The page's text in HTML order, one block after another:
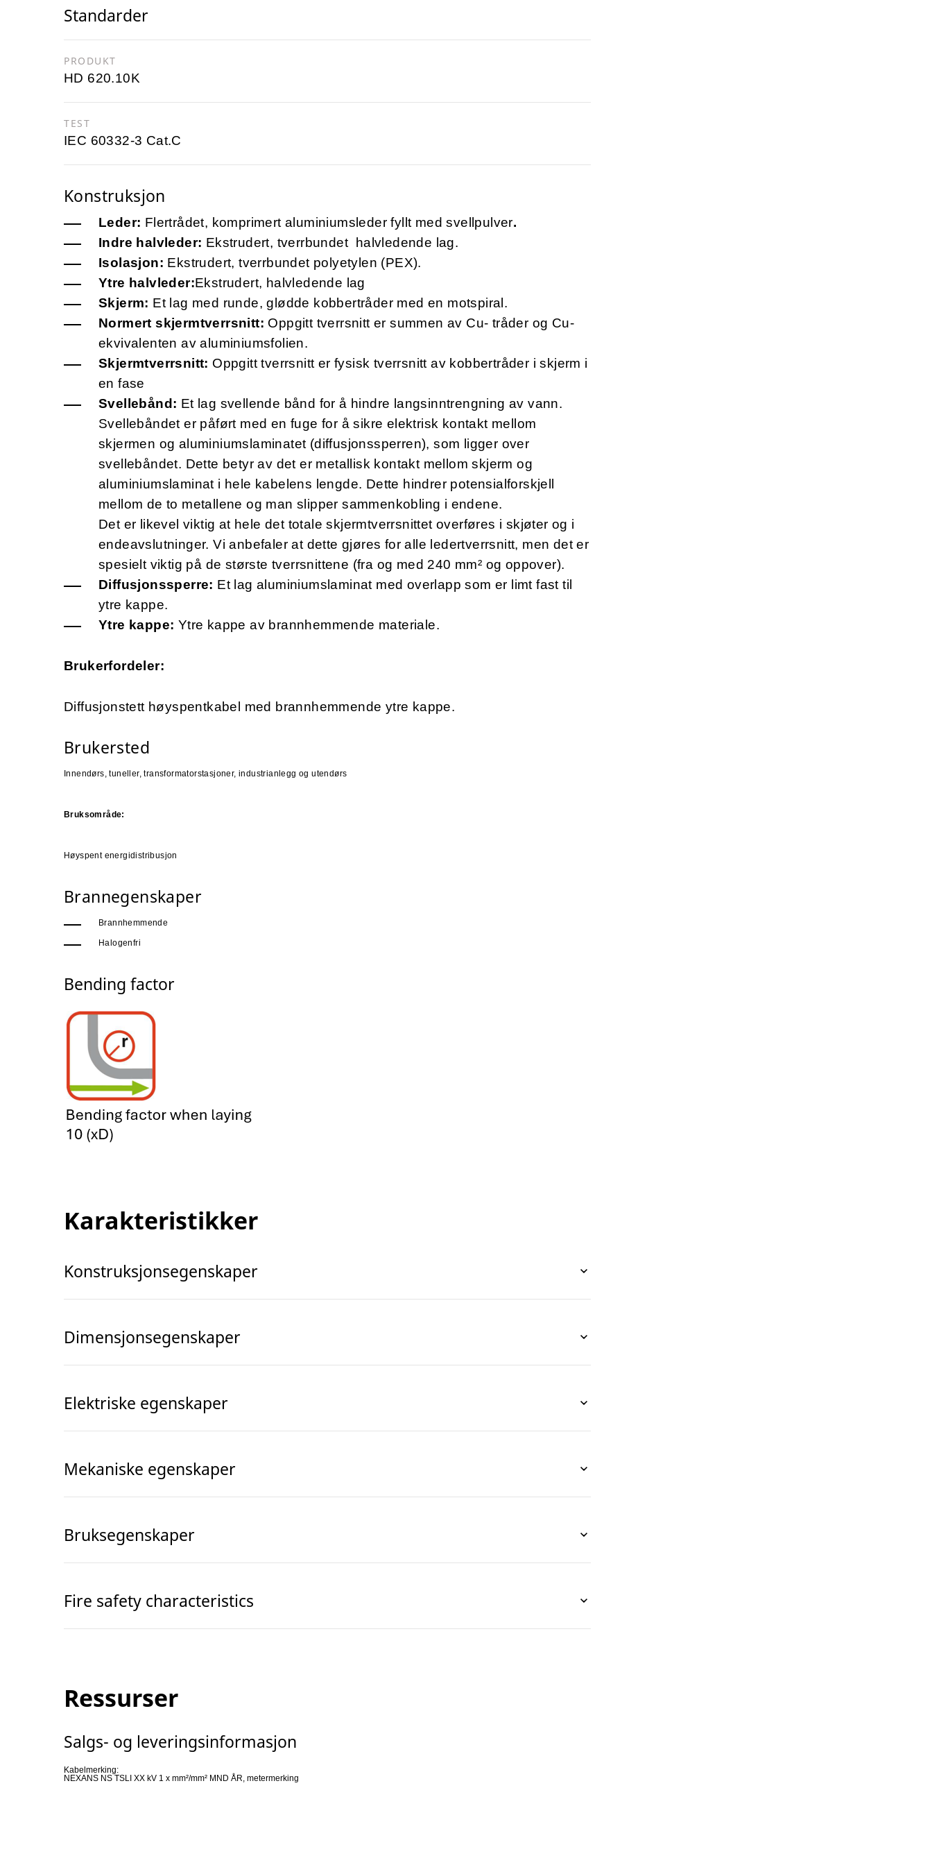
Standarder
PRODUKT
HD 620.10K
TEST
IEC 60332-3 Cat.C
Konstruksjon
Leder: Flertrådet, komprimert aluminiumsleder fyllt med svellpulver.
Indre halvleder: Ekstrudert, tverrbundet halvledende lag.
Isolasjon: Ekstrudert, tverrbundet polyetylen (PEX).
Ytre halvleder:Ekstrudert, halvledende lag
Skjerm: Et lag med runde, glødde kobbertråder med en motspiral.
Normert skjermtverrsnitt: Oppgitt tverrsnitt er summen av Cu- tråder og Cu-
ekvivalenten av aluminiumsfolien.
Skjermtverrsnitt: Oppgitt tverrsnitt er fysisk tverrsnitt av kobbertråder i skjerm i
en fase
Svellebånd: Et lag svellende bånd for å hindre langsinntrengning av vann.
Svellebåndet er påført med en fuge for å sikre elektrisk kontakt mellom
skjermen og aluminiumslaminatet (diffusjonssperren), som ligger over
svellebåndet. Dette betyr av det er metallisk kontakt mellom skjerm og
aluminiumslaminat i hele kabelens lengde. Dette hindrer potensialforskjell
mellom de to metallene og man slipper sammenkobling i endene.
Det er likevel viktig at hele det totale skjermtverrsnittet overføres i skjøter og i
endeavslutninger. Vi anbefaler at dette gjøres for alle ledertverrsnitt, men det er
spesielt viktig på de største tverrsnittene (fra og med 240 mm² og oppover).
Diffusjonssperre: Et lag aluminiumslaminat med overlapp som er limt fast til
ytre kappe.
Ytre kappe: Ytre kappe av brannhemmende materiale.
Brukerfordeler:
Diffusjonstett høyspentkabel med brannhemmende ytre kappe.
​Brukersted
Innendørs, tuneller, transformatorstasjoner, industrianlegg og utendørs
Bruksområde:
Høyspent energidistribusjon
Brannegenskaper
Brannhemmende
Halogenfri
Bending factor
Karakteristikker
Konstruksjonsegenskaper
Dimensjonsegenskaper
Elektriske egenskaper
Mekaniske egenskaper
Bruksegenskaper
Fire safety characteristics
Ressurser
Salgs- og leveringsinformasjon
Kabelmerking:
NEXANS NS TSLI XX kV 1 x mm²/mm² MND ÅR, metermerking